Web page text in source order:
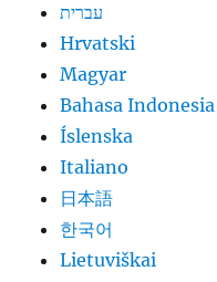
עברית
Hrvatski
Magyar
Bahasa Indonesia
Íslenska
Italiano
日本語
한국어
Lietuviškai